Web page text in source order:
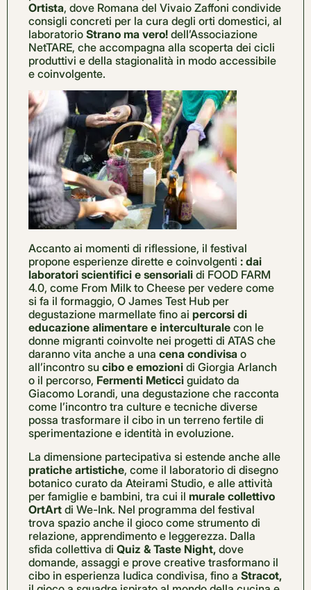
Ortista, dove Romana del Vivaio Zaffoni condivide
consigli concreti per la cura degli orti domestici, al
laboratorioStrano ma vero!dell’Associazione
NetTARE, che accompagna alla scoperta dei cicli
produttivi e della stagionalità in modo accessibile
e coinvolgente.
Accanto ai momenti di riflessione, il festival
propone esperienze dirette e coinvolgenti: dai
laboratori scientifici e sensoriali di FOOD FARM
4.0, come From Milk to Cheese per vedere come
si fa il formaggio, O James Test Hub per
degustazione marmellate fino aipercorsi di
educazione alimentare e interculturale con le
donne migranti coinvolte nei progetti di ATAS che
daranno vita anche a unacena condivisa o
all’incontro sucibo e emozioni di Giorgia Arlanch
o il percorso, Fermenti Meticci guidato da
Giacomo Lorandi, una degustazione che racconta
come l’incontro tra culture e tecniche diverse
possa trasformare il cibo in un terreno fertile di
sperimentazione e identità in evoluzione.
La dimensione partecipativa si estende anche alle
pratiche artistiche, come il laboratorio di disegno
botanico curato da Ateirami Studio, e alle attività
per famiglie e bambini, tra cui ilmurale collettivo
OrtArt di We-Ink. Nel programma del festival
trova spazio anche il gioco come strumento di
relazione, apprendimento e leggerezza. Dalla
sfida collettiva diQuiz & Taste Night, dove
domande, assaggi e prove creative trasformano il
cibo in esperienza ludica condivisa, fino aStracot,